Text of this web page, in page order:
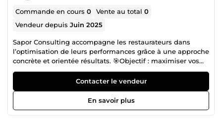
Commande en cours0 Vente au total0
Vendeur depuisJuin 2025
Sapor Consulting accompagne les restaurateurs dans
l’optimisation de leurs performances grâce à une approche
concrète et orientée résultats. 🎯Objectif : maximiser vos
ventes et votre rentabilité tout en vous libérant du temps
et en réduisant la pression au quotidien. 🚀Services :
Ingénierie des menus Direction externalisée
Accompagnement stratégique Formation &quot;Pars des
passionnées, pour des passionnées !&quot;🔥
Contacter le vendeur
En savoir plus